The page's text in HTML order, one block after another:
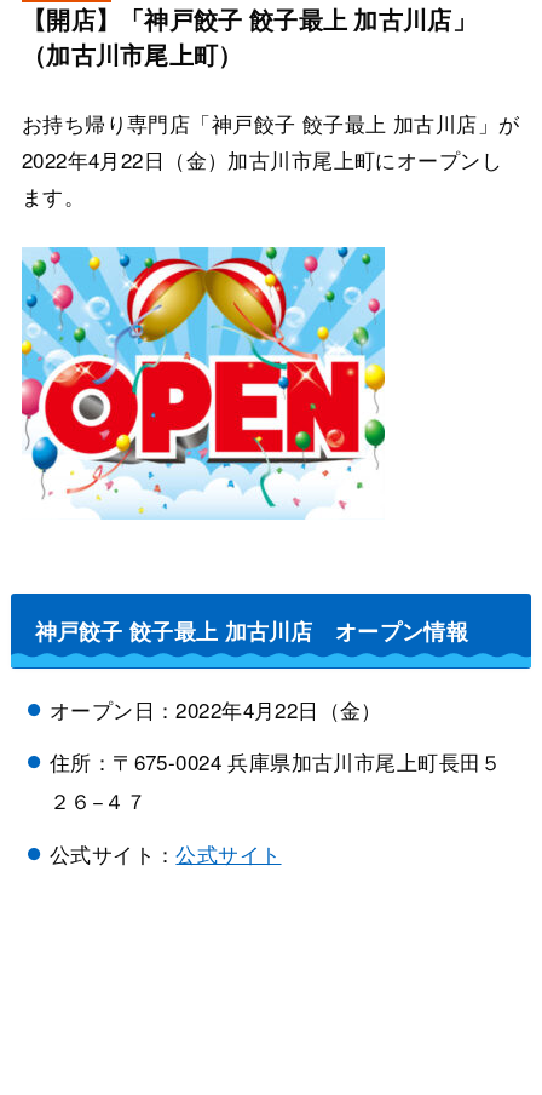
【開店】「神戸餃子 餃子最上 加古川店」
（加古川市尾上町）
お持ち帰り専門店「神戸餃子 餃子最上 加古川店」が
2022年4月22日（金）加古川市尾上町にオープンし
ます。
神戸餃子 餃子最上 加古川店 オープン情報
オープン日：2022年4月22日（金）
住所：〒675-0024 兵庫県加古川市尾上町長田５
２６−４７
公式サイト：公式サイト